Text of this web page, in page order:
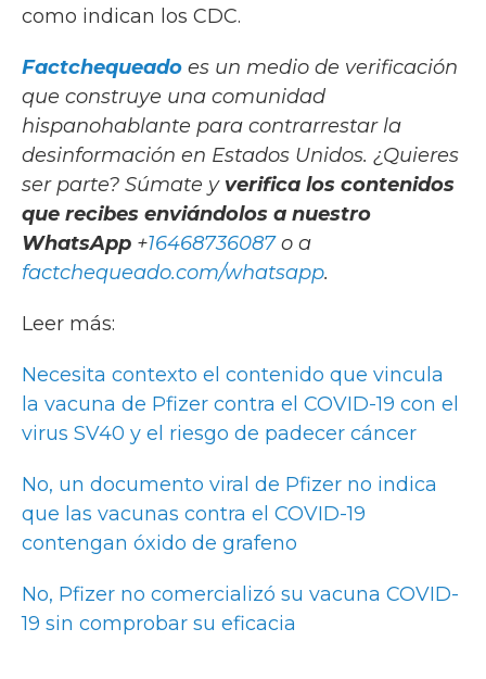
como indican los CDC.
Factchequeado es un medio de verificación
que construye una comunidad
hispanohablante para contrarrestar la
desinformación en Estados Unidos. ¿Quieres
ser parte? Súmate y verifica los contenidos
que recibes enviándolos a nuestro
WhatsApp +16468736087o a
factchequeado.com/whatsapp.
Leer más:
Necesita contexto el contenido que vincula
la vacuna de Pfizer contra el COVID-19 con el
virus SV40 y el riesgo de padecer cáncer
No, un documento viral de Pfizer no indica
que las vacunas contra el COVID-19
contengan óxido de grafeno
No, Pfizer no comercializó su vacuna COVID-
19 sin comprobar su eficacia